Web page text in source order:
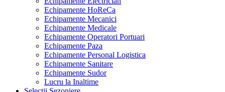
Echipamente HoReCa
Echipamente Mecanici
Echipamente Medicale
Echipamente Operatori Portuari
Echipamente Paza
Echipamente Personal Logistica
Echipamente Sanitare
Echipamente Sudor
Lucru la Inaltime